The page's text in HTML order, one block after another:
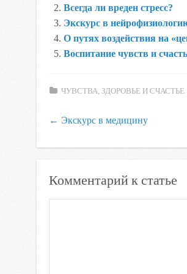
o
o
e
r
A
p
R
u
a
i
Всегда ли вреден стресс?
Экскурс в
О путях воздействия на
Воспитание чувств и
ЧУВСТВА, ЗДОРОВЬЕ И СЧАСТЬЕ
← Экскурс в медицину
Комментарий к статье